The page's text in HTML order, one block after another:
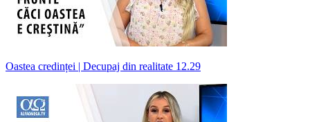
Oastea credinței | Decupaj din realitate 12.29